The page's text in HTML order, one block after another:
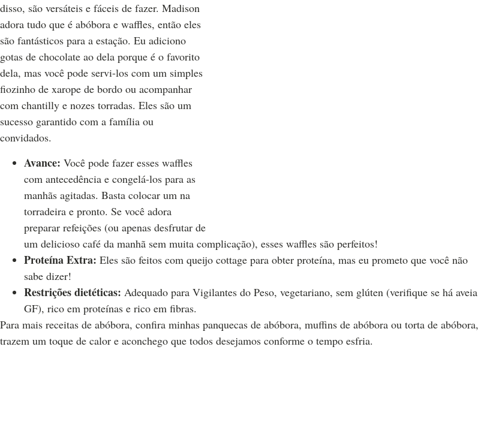
disso, são versáteis e fáceis de fazer. Madison
adora tudo que é abóbora e waffles, então eles
são fantásticos para a estação. Eu adiciono
gotas de chocolate ao dela porque é o favorito
dela, mas você pode servi-los com um simples
fiozinho de xarope de bordo ou acompanhar
com chantilly e nozes torradas. Eles são um
sucesso garantido com a família ou
convidados.
Avance: Você pode fazer esses waffles
com antecedência e congelá-los para as
manhãs agitadas. Basta colocar um na
torradeira e pronto. Se você adora
preparar refeições (ou apenas desfrutar de
um delicioso café da manhã sem muita complicação), esses waffles são perfeitos!
Proteína Extra: Eles são feitos com queijo cottage para obter proteína, mas eu prometo que você não
sabe dizer!
Restrições dietéticas: Adequado para Vigilantes do Peso, vegetariano, sem glúten (verifique se há aveia
GF), rico em proteínas e rico em fibras.
Para mais receitas de abóbora, confira minhas panquecas de abóbora, muffins de abóbora ou torta de abóbora,
trazem um toque de calor e aconchego que todos desejamos conforme o tempo esfria.